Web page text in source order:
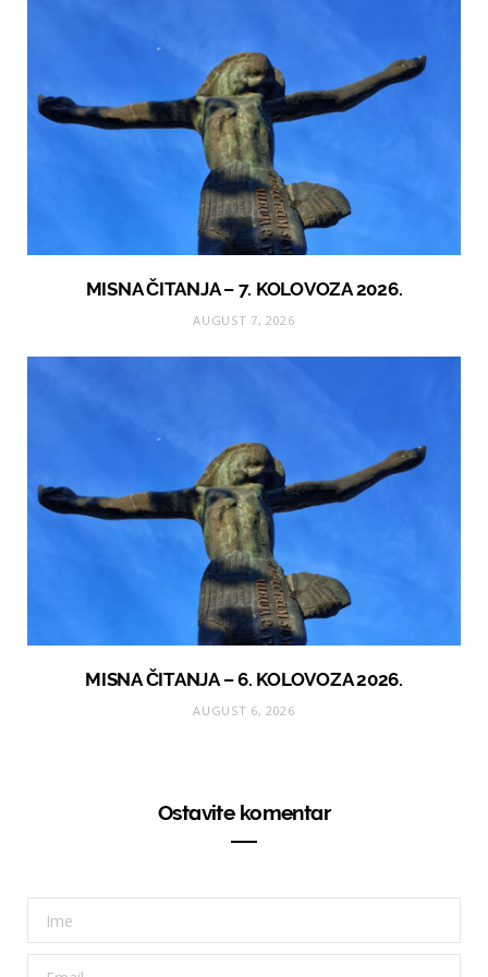
MISNA ČITANJA – 7. KOLOVOZA 2026.
AUGUST 7, 2026
MISNA ČITANJA – 6. KOLOVOZA 2026.
AUGUST 6, 2026
Ostavite komentar